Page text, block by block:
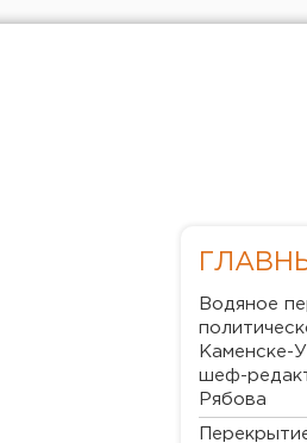
Водяное
Каменске-
шеф-
Рябова